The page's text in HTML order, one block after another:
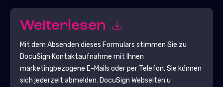
Weiterlesen
Mit dem Absenden dieses Formulars stimmen Sie zu
DocuSign Kontaktaufnahme mit Ihnen
marketingbezogene E-Mails oder per Telefon. Sie können
sich jederzeit abmelden. DocuSign Webseiten u